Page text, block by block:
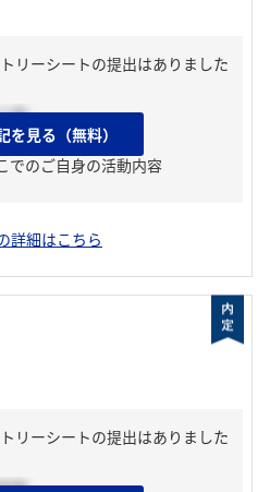
リーシートの提出はありました
旬
でのご自身の活動内容
詳細はこちら
を見る（無料）
リーシートの提出はありました
旬